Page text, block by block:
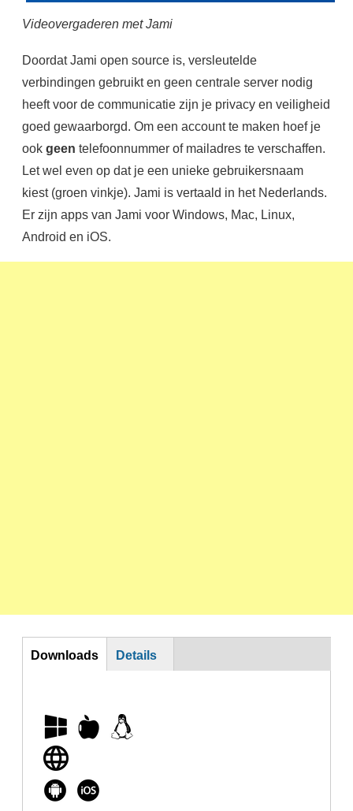
Videovergaderen met Jami
Doordat Jami open source is, versleutelde
verbindingen gebruikt en geen centrale server nodig
heeft voor de communicatie zijn je privacy en veiligheid
goed gewaarborgd. Om een account te maken hoef je
ook geen telefoonnummer of mailadres te verschaffen.
Let wel even op dat je een unieke gebruikersnaam
kiest (groen vinkje). Jami is vertaald in het Nederlands.
Er zijn apps van Jami voor Windows, Mac, Linux,
Android en iOS.
Download
Downloads Details